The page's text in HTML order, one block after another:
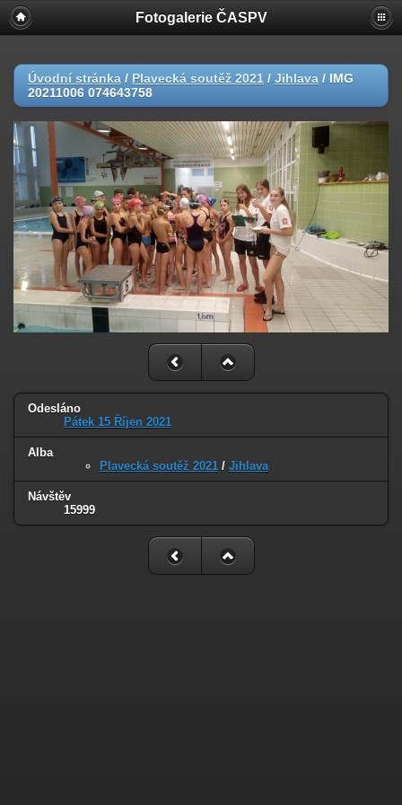
Fotogalerie ČASPV
Úvodní stránka / Plavecká soutěž 2021 / Jihlava / IMG
20211006 074643758
Odesláno
Pátek 15 Říjen 2021
Alba
Plavecká soutěž 2021 / Jihlava
Návštěv
15999